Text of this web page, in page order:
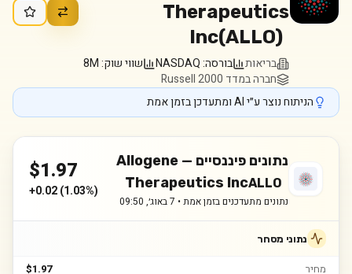
Therapeutics
Inc(ALLO)
בריאות בורסה:NASDAQ שווי שוק:8M
חברה במדד Russell 2000
הניתוח נוצר ע״י AI ומתעדכן בזמן אמת
נתונים פיננסיים — Allogene
Therapeutics IncALLO
נתונים מתעדכנים בזמן אמת • 7 באוג׳, 09:50
$1.97
+0.02(1.03%)
נתוני מסחר
מחיר
$1.97